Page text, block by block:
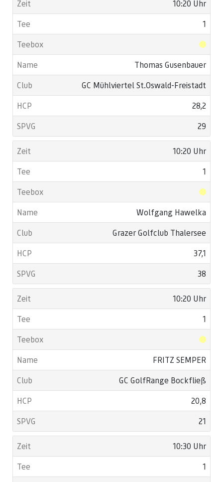
10:20 Uhr
1
Thomas Gusenbauer
GC Mühlviertel St.Oswald-Freistadt
28,2
29
10:20 Uhr
1
Wolfgang Hawelka
Grazer Golfclub Thalersee
37,1
38
10:20 Uhr
1
FRITZ SEMPER
GC GolfRange Bockfließ
20,8
21
10:30 Uhr
1